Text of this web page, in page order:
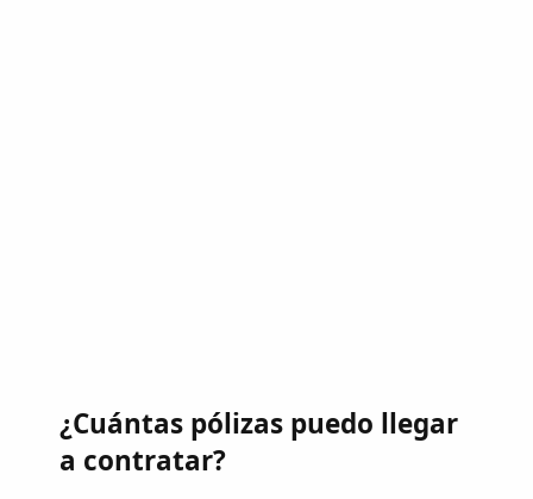
¿Cuántas pólizas puedo llegar
a contratar?